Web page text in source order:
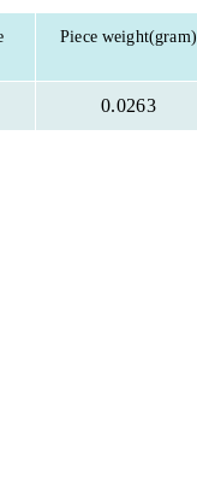
Piece weight(gram)
0.0263